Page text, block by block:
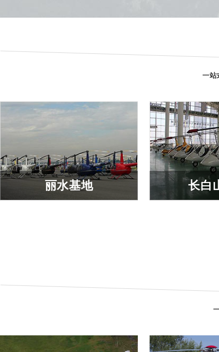
医疗救护 商
一站
丽水基地 长白